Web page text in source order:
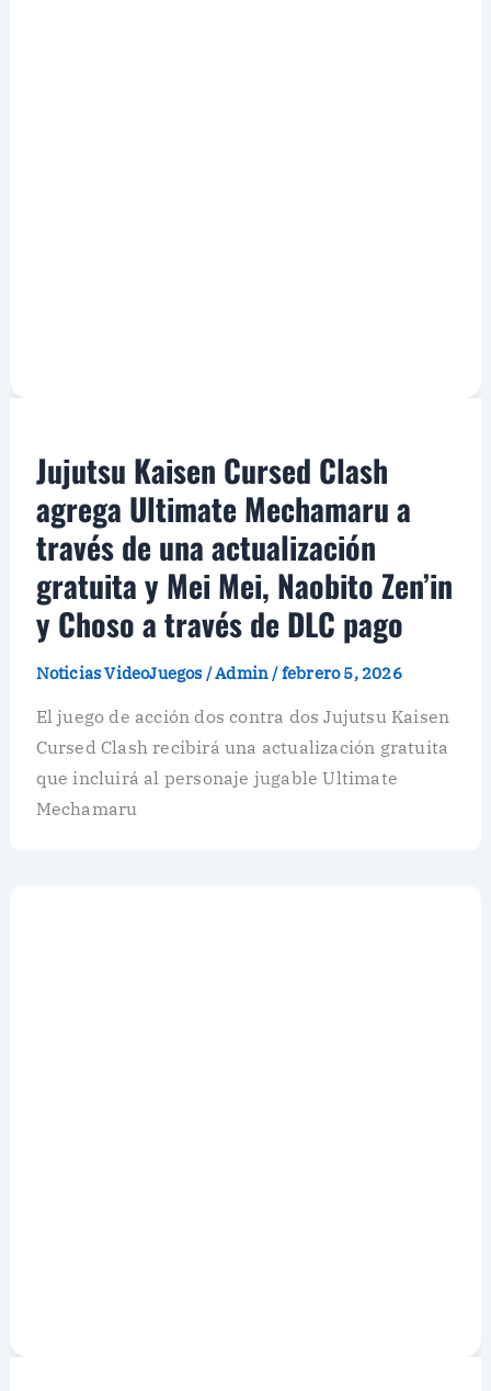
Jujutsu Kaisen Cursed Clash
agrega Ultimate Mechamaru a
través de una actualización
gratuita y Mei Mei, Naobito Zen’in
y Choso a través de DLC pago
Noticias VideoJuegos /Admin /febrero 5, 2026
El juego de acción dos contra dos Jujutsu Kaisen
Cursed Clash recibirá una actualización gratuita
que incluirá al personaje jugable Ultimate
Mechamaru